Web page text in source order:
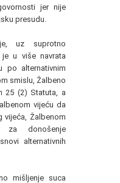
jer nije
presudu.
uz suprotno
u više navrata
po alternativnim
smislu, Žalbeno
25 (2) Statuta, a
vijeću da
vijeća, Žalbenom
za donošenje
alternativnih
mišljenje suca